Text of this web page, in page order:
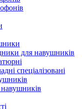
для навушників
спеціалізовані